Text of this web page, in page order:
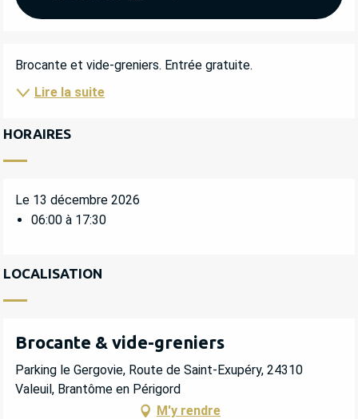
DESCRIPTION
Brocante et vide-greniers. Entrée gratuite.
Lire la suite
HORAIRES
Le 13 décembre 2026
06:00 à 17:30
LOCALISATION
Brocante & vide-greniers
Parking le Gergovie, Route de Saint-Exupéry, 24310
Valeuil, Brantôme en Périgord
M'y rendre